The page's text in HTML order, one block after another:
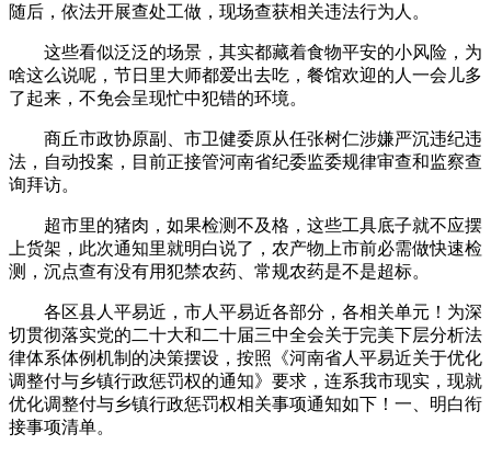
随后，依法开展查处工做，现场查获相关违法行为人。
这些看似泛泛的场景，其实都藏着食物平安的小风险，为
啥这么说呢，节日里大师都爱出去吃，餐馆欢迎的人一会儿多
了起来，不免会呈现忙中犯错的环境。
商丘市政协原副、市卫健委原从任张树仁涉嫌严沉违纪违
法，自动投案，目前正接管河南省纪委监委规律审查和监察查
询拜访。
超市里的猪肉，如果检测不及格，这些工具底子就不应摆
上货架，此次通知里就明白说了，农产物上市前必需做快速检
测，沉点查有没有用犯禁农药、常规农药是不是超标。
各区县人平易近，市人平易近各部分，各相关单元！为深
切贯彻落实党的二十大和二十届三中全会关于完美下层分析法
律体系体例机制的决策摆设，按照《河南省人平易近关于优化
调整付与乡镇行政惩罚权的通知》要求，连系我市现实，现就
优化调整付与乡镇行政惩罚权相关事项通知如下！一、明白衔
接事项清单。